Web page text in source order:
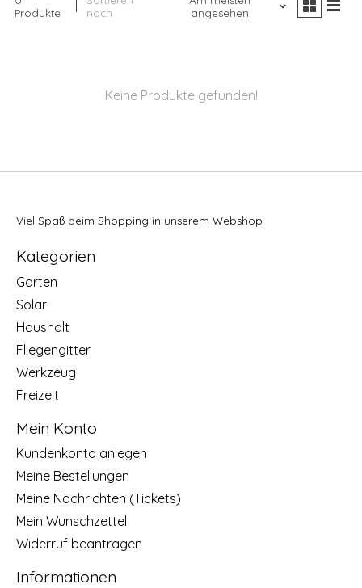
Produkte
nach
angesehen
Keine Produkte gefunden!
Viel Spaß beim Shopping in unserem Webshop
Kategorien
Garten
Solar
Haushalt
Fliegengitter
Werkzeug
Freizeit
Mein Konto
Kundenkonto anlegen
Meine Bestellungen
Meine Nachrichten (Tickets)
Mein Wunschzettel
Widerruf beantragen
Informationen